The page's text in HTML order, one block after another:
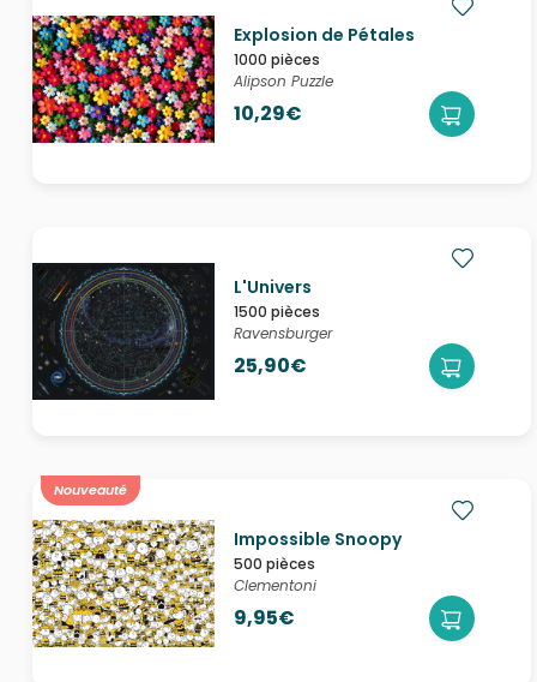
Explosion de Pétales
1000 pièces
Alipson Puzzle
10,29€
L'Univers
1500 pièces
Ravensburger
25,90€
Nouveauté
Impossible Snoopy
500 pièces
Clementoni
9,95€